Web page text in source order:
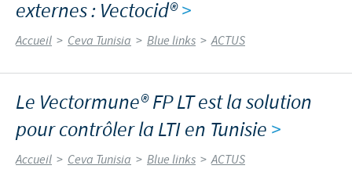
externes : Vectocid®>
Accueil > Ceva Tunisia > Blue links > ACTUS
Le Vectormune® FP LT est la solution
pour contrôler la LTI en Tunisie >
Accueil > Ceva Tunisia > Blue links > ACTUS